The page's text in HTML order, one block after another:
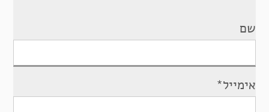
שם
אימייל*